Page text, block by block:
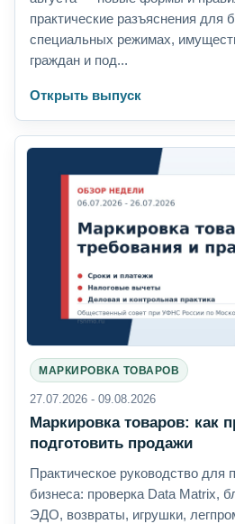
практические разъяснения для
специальных режимах,
граждан и под...
Открыть выпуск
МАРКИРОВКА ТОВАРОВ
27.07.2026 - 09.08.2026
Маркировка товаров: как
подготовить продажи
Практическое руководство для
бизнеса: проверка Data Matrix,
ЭДО, возвраты, игрушки,